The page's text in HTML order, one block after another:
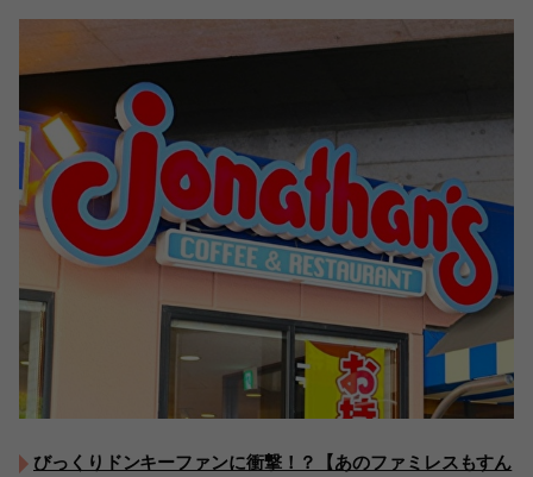
びっくりドンキーファンに衝撃！？【あのファミレスもすん